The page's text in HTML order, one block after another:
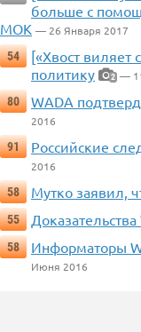
больше с
МОК — 26 Января 2017
54
[«Хвост виляет
политику
2 —
80
WADA
2016
91
Российские
2016
58
Мутко заявил,
55
58
Информаторы
Июня 2016